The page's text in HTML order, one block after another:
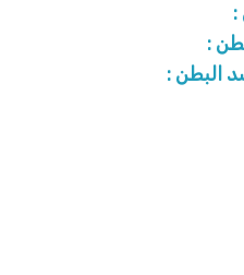
:
:
البطن :